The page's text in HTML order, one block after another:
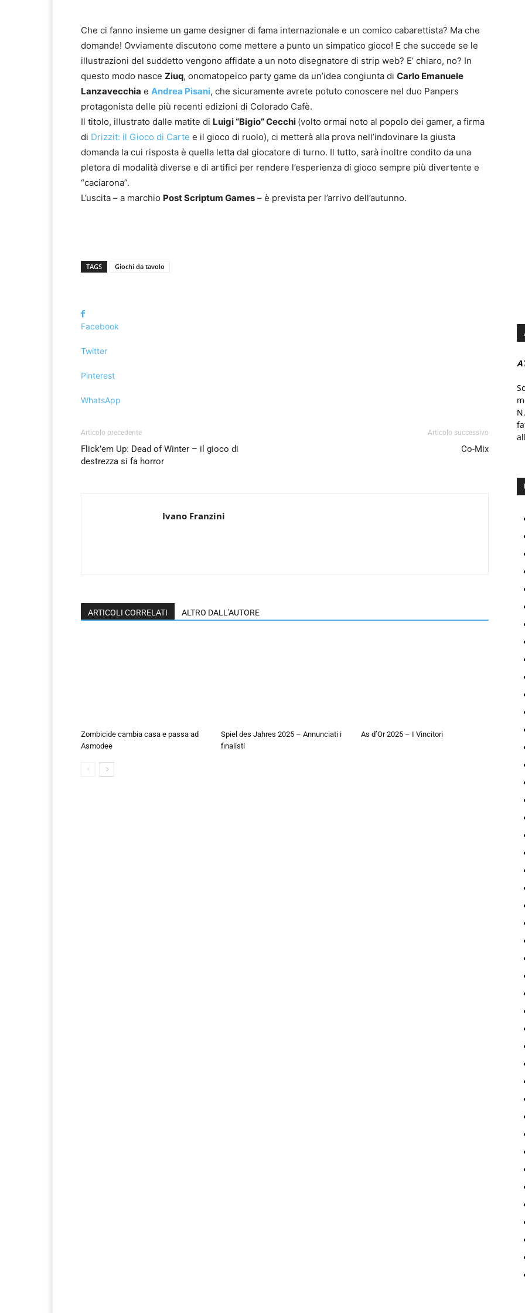
Che ci fanno insieme un game designer di fama internazionale e un comico cabarettista? Ma che
domande! Ovviamente discutono come mettere a punto un simpatico gioco! E che succede se le
illustrazioni del suddetto vengono affidate a un noto disegnatore di strip web? E’ chiaro, no? In
questo modo nasce Ziuq, onomatopeico party game da un’idea congiunta di Carlo Emanuele
Lanzavecchia e Andrea Pisani, che sicuramente avrete potuto conoscere nel duo Panpers
protagonista delle più recenti edizioni di Colorado Cafè.
Il titolo, illustrato dalle matite di Luigi “Bigio” Cecchi (volto ormai noto al popolo dei gamer, a firma
di Drizzit: il Gioco di Carte e il gioco di ruolo), ci metterà alla prova nell’indovinare la giusta
domanda la cui risposta è quella letta dal giocatore di turno. Il tutto, sarà inoltre condito da una
pletora di modalità diverse e di artifici per rendere l’esperienza di gioco sempre più divertente e
“caciarona”.
L’uscita – a marchio Post Scriptum Games – è prevista per l’arrivo dell’autunno.
TAGS Giochi da tavolo
Facebook
Twitter
Pinterest
WhatsApp
Articolo precedente
Flick’em Up: Dead of Winter – il gioco di
destrezza si fa horror
Articolo successivo
Co-Mix
Ivano Franzini
ARTICOLI CORRELATI ALTRO DALL'AUTORE
Zombicide cambia casa e passa ad
Asmodee
Spiel des Jahres 2025 – Annunciati i
finalisti
As d’Or 2025 – I Vincitori